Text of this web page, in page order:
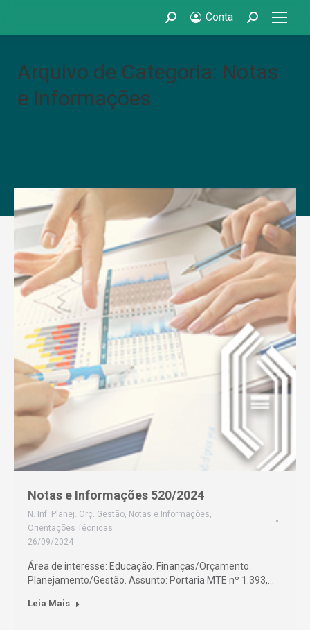
Search: Conta Search:
Arquivo de Categoria: Notas
e Informações
Notas e Informações 520/2024
N. Inf. Planej. Orç. Gestão, Notas e Informações,
Orientações Técnicas
26/09/2024
Área de interesse: Educação. Finanças/Orçamento.
Planejamento/Gestão. Assunto: Portaria MTE nº 1.393,…
Leia Mais